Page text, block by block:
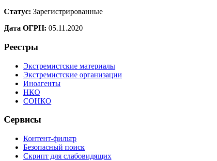
Статус: Зарегистрированные
Дата ОГРН: 05.11.2020
Реестры
Экстремистские материалы
Экстремистские организации
Иноагенты
НКО
СОНКО
Сервисы
Контент-фильтр
Безопасный поиск
Скрипт для слабовидящих